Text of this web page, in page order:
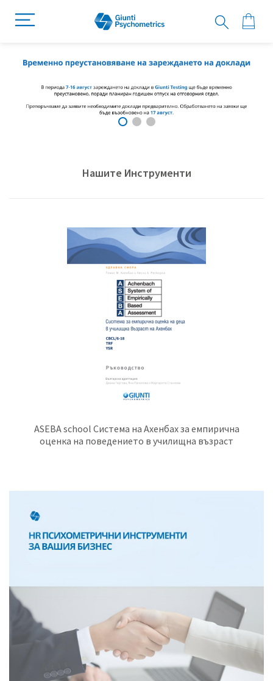
Нашите Инструменти
ASEBA school Система на Ахенбах за емпирична
оценка на поведението в училищна възраст